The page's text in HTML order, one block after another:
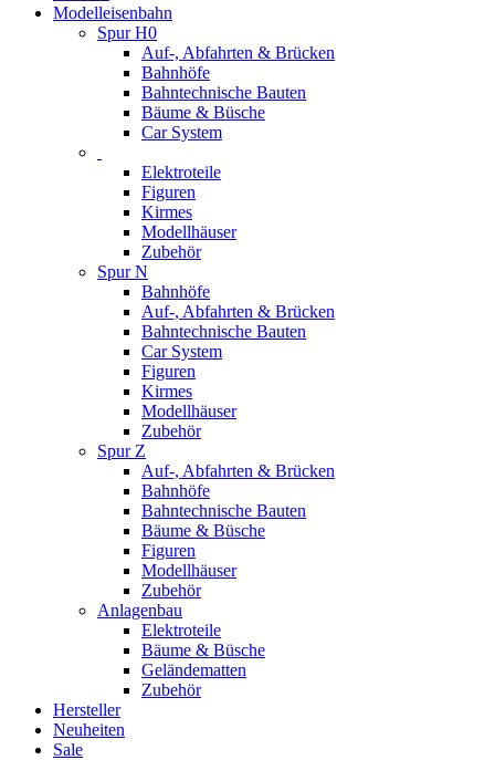
Modelleisenbahn
Spur H0
Auf-, Abfahrten & Brücken
Bahnhöfe
Bahntechnische Bauten
Bäume & Büsche
Car System
Elektroteile
Figuren
Kirmes
Modellhäuser
Zubehör
Spur N
Bahnhöfe
Auf-, Abfahrten & Brücken
Bahntechnische Bauten
Car System
Figuren
Kirmes
Modellhäuser
Zubehör
Spur Z
Auf-, Abfahrten & Brücken
Bahnhöfe
Bahntechnische Bauten
Bäume & Büsche
Figuren
Modellhäuser
Zubehör
Anlagenbau
Elektroteile
Bäume & Büsche
Geländematten
Zubehör
Hersteller
Neuheiten
Sale